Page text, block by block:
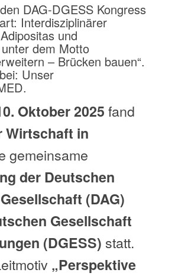
DAG-DGESS Kongress
Interdisziplinärer
und
dem Motto
– Brücken bauen“.
Unser
Oktober 2025 fand
Wirtschaft in
gemeinsame
der Deutschen
(DAG)
Gesellschaft
(DGESS) statt.
„Perspektive